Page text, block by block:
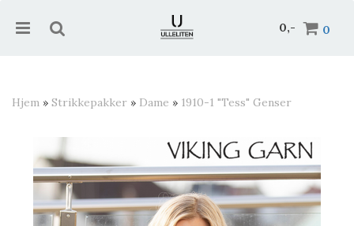
0
0,-
Hjem » Strikkepakker » Dame » 1910-1 "Tess" Genser
Trykk ENTER for å søke